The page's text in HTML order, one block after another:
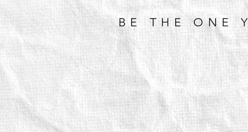
BE THE ONE